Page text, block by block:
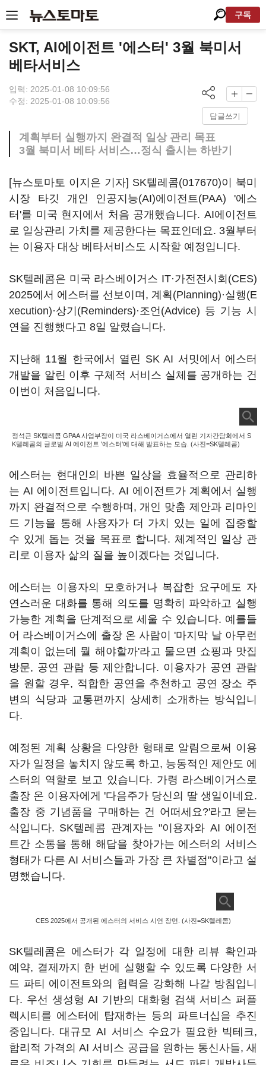
구독
SKT, AI에이전트 '에스터' 3월 북미서
베타서비스
입력: 2025-01-08 10:09:56
수정: 2025-01-08 10:09:56
답글쓰기
계획부터 실행까지 완결적 일상 관리 목표
3월 북미서 베타 서비스…정식 출시는 하반기
[뉴스토마토 이지은 기자] SK텔레콤(017670)이 북미
시장 타깃 개인 인공지능(AI)에이전트(PAA) '에스
터'를 미국 현지에서 처음 공개했습니다. AI에이전트
로 일상관리 가치를 제공한다는 목표인데요. 3월부터
는 이용자 대상 베타서비스도 시작할 예정입니다.
SK텔레콤은 미국 라스베이거스 IT·가전전시회(CES)
2025에서 에스터를 선보이며, 계획(Planning)·실행(E
xecution)·상기(Reminders)·조언(Advice) 등 기능 시
연을 진행했다고 8일 알렸습니다.
지난해 11월 한국에서 열린 SK AI 서밋에서 에스터
개발을 알린 이후 구체적 서비스 실체를 공개하는 건
이번이 처음입니다.
정석근 SK텔레콤 GPAA 사업부장이 미국 라스베이거스에서 열린 기자간담회에서 S
K텔레콤의 글로벌 AI 에이전트 '에스터'에 대해 발표하는 모습. (사진=SK텔레콤)
에스터는 현대인의 바쁜 일상을 효율적으로 관리하
는 AI 에이전트입니다. AI 에이전트가 계획에서 실행
까지 완결적으로 수행하며, 개인 맞춤 제안과 리마인
드 기능을 통해 사용자가 더 가치 있는 일에 집중할
수 있게 돕는 것을 목표로 합니다. 체계적인 일상 관
리로 이용자 삶의 질을 높이겠다는 것입니다.
에스터는 이용자의 모호하거나 복잡한 요구에도 자
연스러운 대화를 통해 의도를 명확히 파악하고 실행
가능한 계획을 단계적으로 세울 수 있습니다. 예를들
어 라스베이거스에 출장 온 사람이 '마지막 날 아무런
계획이 없는데 뭘 해야할까'라고 물으면 쇼핑과 맛집
방문, 공연 관람 등 제안합니다. 이용자가 공연 관람
을 원할 경우, 적합한 공연을 추천하고 공연 장소 주
변의 식당과 교통편까지 상세히 소개하는 방식입니
다.
예정된 계획 상황을 다양한 형태로 알림으로써 이용
자가 일정을 놓치지 않도록 하고, 능동적인 제안도 에
스터의 역할로 보고 있습니다. 가령 라스베이거스로
출장 온 이용자에게 '다음주가 당신의 딸 생일이네요.
출장 중 기념품을 구매하는 건 어떠세요?'라고 묻는
식입니다. SK텔레콤 관계자는 "이용자와 AI 에이전
트간 소통을 통해 해답을 찾아가는 에스터의 서비스
형태가 다른 AI 서비스들과 가장 큰 차별점"이라고 설
명했습니다.
CES 2025에서 공개된 에스터의 서비스 시연 장면. (사진=SK텔레콤)
SK텔레콤은 에스터가 각 일정에 대한 리뷰 확인과
예약, 결제까지 한 번에 실행할 수 있도록 다양한 서
드 파티 에이전트와의 협력을 강화해 나갈 방침입니
다. 우선 생성형 AI 기반의 대화형 검색 서비스 퍼플
렉시티를 에스터에 탑재하는 등의 파트너십을 추진
중입니다. 대규모 AI 서비스 수요가 필요한 빅테크,
합리적 가격의 AI 서비스 공급을 원하는 통신사들, 새